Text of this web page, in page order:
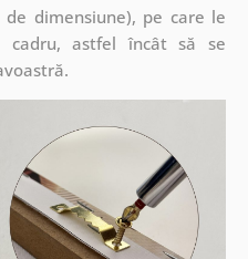
dimensiune), pe care le
astfel încât să se